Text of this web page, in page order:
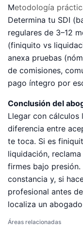
Metodología
Determina tu SDI
regulares de 3–12
(finiquito vs
anexa pruebas
de comisiones,
pago íntegro por
Conclusión del
Llegar con cálculos
diferencia entre
te toca. Si es
liquidación,
firmes bajo
constancia y, si
profesional antes
localiza un
Áreas relacionadas